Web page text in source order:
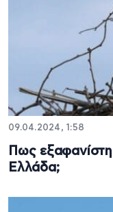
09.04.2024, 1:58
Πως
Ελλάδα;